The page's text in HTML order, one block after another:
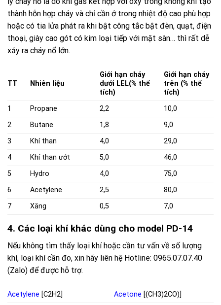
thành hỗn hợp cháy và chỉ cần ở trong nhiệt độ cao phù hợp
hoặc có tia lửa phát ra khi bật công tắc bật đèn, quạt, điện
thoại, giày cao gót có kim loại tiếp với mặt sàn… thì rất dễ
xảy ra cháy nổ lớn.
TT Nhiên liệu
Giới hạn cháy
dưới LEL(% thể
tích)
Giới hạn cháy
trên (% thể
tích)
1
Propane 2,2
10,0
2
Butane 1,8
9,0
3
Khí than 4,0
29,0
4
Khí than ướt 5,0
46,0
5
Hydro 4,0
75,0
6
Acetylene 2,5
80,0
7
Xăng 0,5 7,0
4. Các loại khí khác dùng cho model PD-14
Nếu không tìm thấy loại khí hoặc cần tư vấn về số lượng
khí, loại khí cần đo, xin hãy liên hệ Hotline: 0965.07.07.40
(Zalo) để được hỗ trợ.
Acetylene [C2H2] Acetone [(CH3)2CO)]